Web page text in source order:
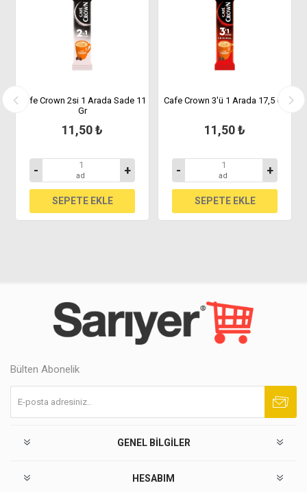
Cafe Crown 2si 1 Arada Sade 11
Gr
11,50 ₺
- ad +
Cafe Crown 3'ü 1 Arada 17,5 Gr
11,50 ₺
- ad +
Bülten Abonelik
GENEL BILGILER
HESABIM